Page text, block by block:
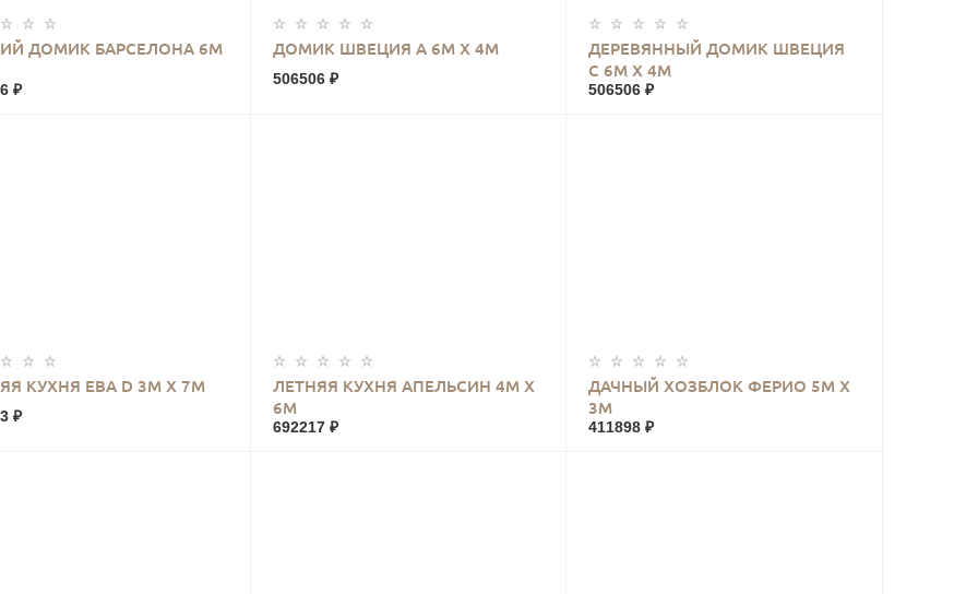
ДОМИК БАРСЕЛОНА 6М
₽
КУПИТЬ ДОМИК ШВЕЦИЯ А 6М Х 4М
506506 ₽
КУПИТЬ
ДЕРЕВЯННЫЙ ДОМИК ШВЕЦИЯ
С 6М Х 4М
506506 ₽
КУПИТЬ
КУХНЯ ЕВА D 3М Х 7М
₽
КУПИТЬ
ЛЕТНЯЯ КУХНЯ АПЕЛЬСИН 4М Х
6М
692217 ₽
КУПИТЬ
ДАЧНЫЙ ХОЗБЛОК ФЕРИО 5М Х
3М
411898 ₽
КУПИТЬ